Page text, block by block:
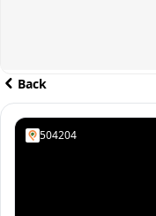
Back
504204